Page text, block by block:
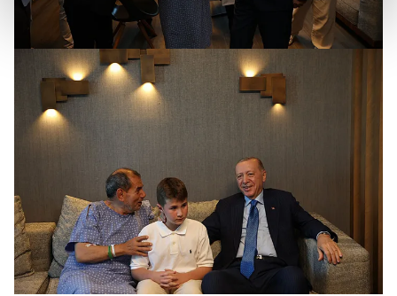
kalemimiz olduğunu sizlere hatırlatmak isteriz.
Her halükârda, kullanıcılar, bu çerezlere izin vermedikleri
takdirde, kullanıcılara hedefli reklamlar
gösterilmeyecektir."
Sizlere daha iyi bir hizmet sunabilmek için İnternet
Sitemizde kendimize ve üçüncü kişilere ait çerezler
kullanılmaktadır. Bu çerezler vasıtasıyla çeşitli kişisel
verileriniz işlenmekte olup gerekli olan çerezler bilgi
toplumu hizmetlerinin sunulması amacıyla
kullanılmaktadır. Diğer çerezler, sitemizin daha işlevsel
kılınması ve kişiselleştirilmesi ve sizlere yönelik
reklam/pazarlama faaliyetlerinin yapılması, amaçlarıyla